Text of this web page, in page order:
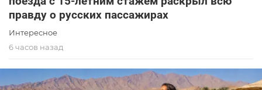
правду о русских пассажирах
Интересное
6 часов назад